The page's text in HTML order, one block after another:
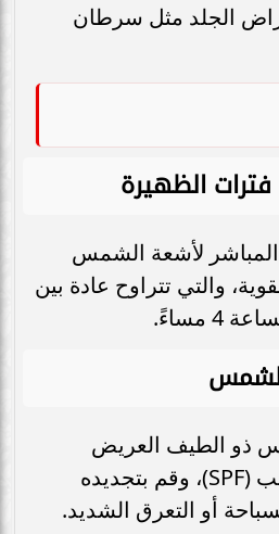
الجلد مثل سرطان
الظهيرة
لأشعة الشمس
والتي تتراوح عادة بين
ذو الطيف العريض
وبمعامل حماية مناسب (SPF)، وقم بتجديده
أو التعرق الشديد.